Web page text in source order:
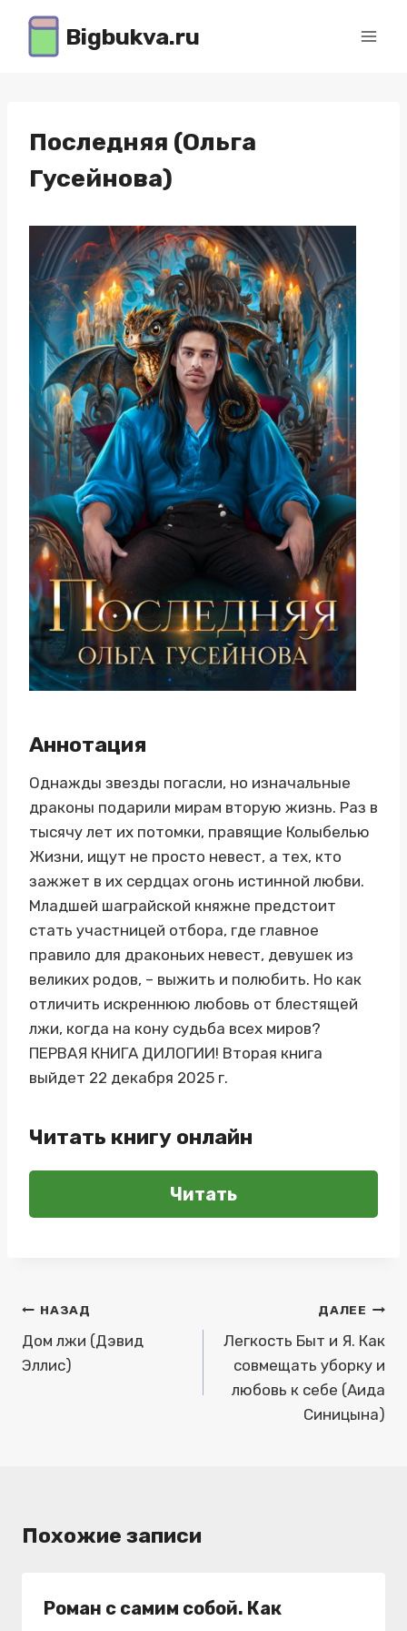
Перейти
содержимому
Bigbukva.ru
Последняя (Ольга
Гусейнова)
Аннотация
Однажды звезды погасли, но изначальные
драконы подарили мирам вторую жизнь. Раз в
тысячу лет их потомки, правящие Колыбелью
Жизни, ищут не просто невест, а тех, кто
зажжет в их сердцах огонь истинной любви.
Младшей шаграйской княжне предстоит
стать участницей отбора, где главное
правило для драконьих невест, девушек из
великих родов, – выжить и полюбить. Но как
отличить искреннюю любовь от блестящей
лжи, когда на кону судьба всех миров?
ПЕРВАЯ КНИГА ДИЛОГИИ! Вторая книга
выйдет 22 декабря 2025 г.
Читать книгу онлайн
Читать
Навигация
по
записям
НАЗАД
Дом лжи (Дэвид
Эллис)
ДАЛЕЕ
Легкость Быт и Я. Как
совмещать уборку и
любовь к себе (Аида
Синицына)
Похожие записи
Роман с самим собой. Как